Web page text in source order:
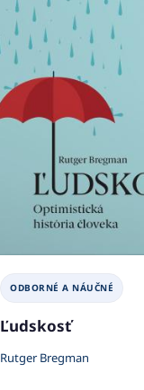
ODBORNÉ A NÁUČNÉ
Ľudskosť
Rutger Bregman